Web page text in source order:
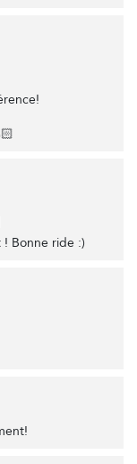
Bonne ride :)